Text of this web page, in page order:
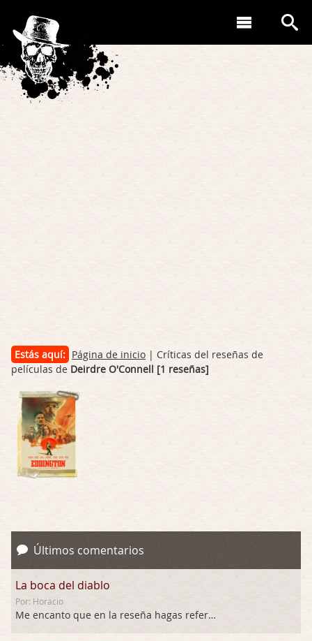
Estás aquí: Página de inicio | Críticas del reseñas de
películas de Deirdre O'Connell [1 reseñas]
Últimos comentarios
La boca del diablo
Por: Horacio
Me encanto que en la reseña hagas referen …